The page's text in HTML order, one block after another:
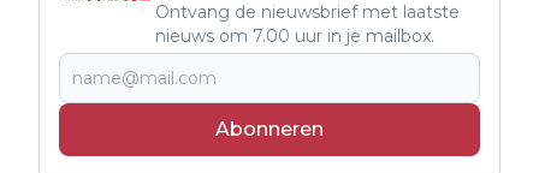
Ontvang de nieuwsbrief met laatste
nieuws om 7.00 uur in je mailbox.
Abonneren